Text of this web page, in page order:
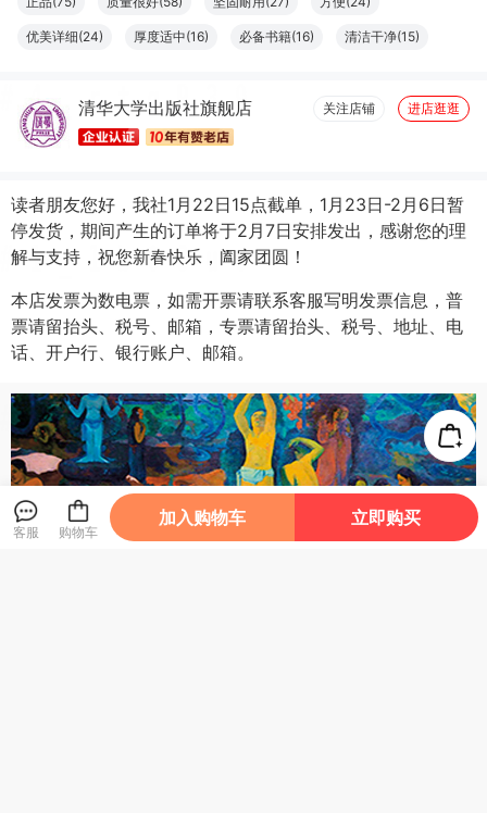
悠***娘 10月26日买了1件 去下单
优美详细(24) 厚度适中(16) 必备书籍(16) 清洁干净(15)
图文清晰(8) 纸张精良(8) 触感良好(7) 设计一流(7)
清华大学出版社旗舰店 关注店铺 进店逛逛
读者朋友您好，我社1月22日15点截单，1月23日-2月6日暂
停发货，期间产生的订单将于2月7日安排发出，感谢您的理
解与支持，祝您新春快乐，阖家团圆！
本店发票为数电票，如需开票请联系客服写明发票信息，普
票请留抬头、税号、邮箱，专票请留抬头、税号、地址、电
话、开户行、银行账户、邮箱。
客服 购物车
加入购物车 立即购买